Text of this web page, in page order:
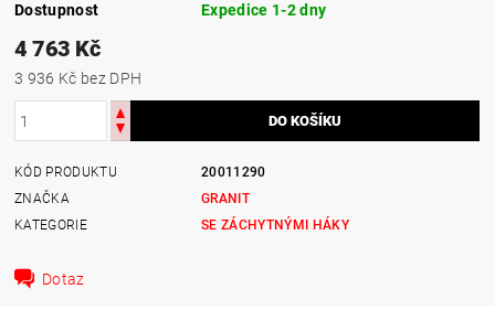
Dostupnost Expedice 1-2 dny
4 763 Kč
3 936 Kč bez DPH
KÓD PRODUKTU
20011290
ZNAČKA
GRANIT
KATEGORIE
SE ZÁCHYTNÝMI HÁKY
Dotaz